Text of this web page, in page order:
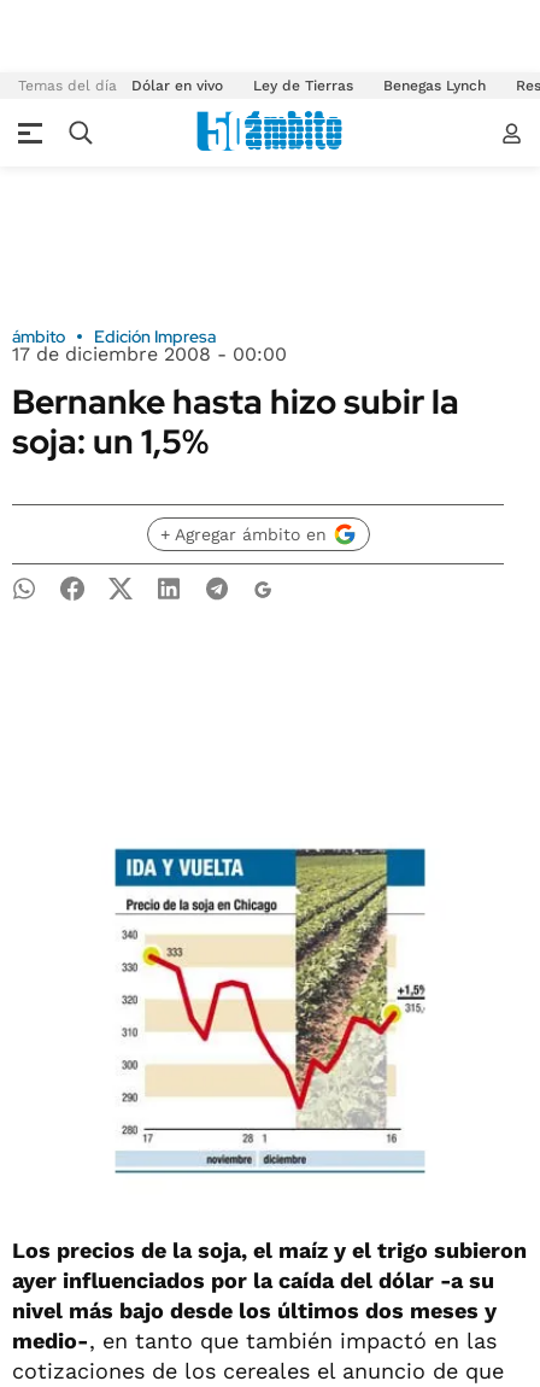
Temas del día Dólar en vivo Ley de Tierras Benegas Lynch
ámbito Edición Impresa
17 de diciembre 2008 - 00:00
Bernanke hasta hizo subir la
soja: un 1,5%
+ Agregar ámbito en
Los precios de la soja, el maíz y el trigo subieron
ayer influenciados por la caída del dólar -a su
nivel más bajo desde los últimos dos meses y
medio-, en tanto que también impactó en las
cotizaciones de los cereales el anuncio de que